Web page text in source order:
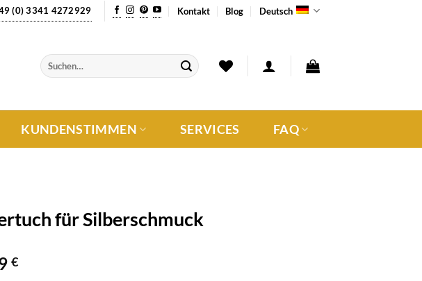
(0) 3341 4272929 Kontakt Blog Deutsch
KUNDENSTIMMEN SERVICES FAQ
für Silberschmuck
€